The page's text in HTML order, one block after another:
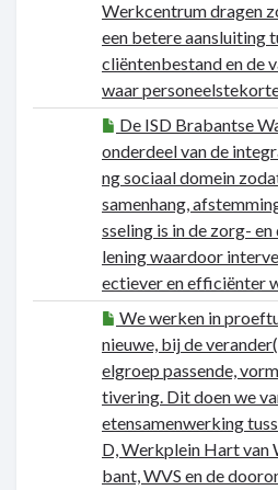
Werkcentrum dragen
een betere aansluiting
cliëntenbestand en de
waar
De ISD Brabantse
onderdeel van de
ng sociaal domein
samenhang,
sseling is in de zorg-
lening waardoor
ectiever en efficiënter
We werken in
nieuwe, bij de
elgroep passende,
tivering. Dit doen we
etensamenwerking
D, Werkplein Hart van
bant, WVS en de